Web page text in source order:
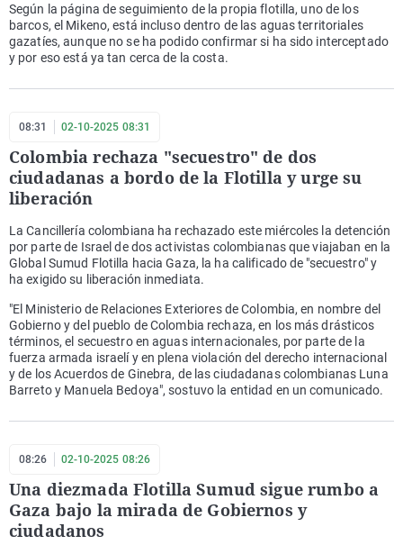
Según la página de seguimiento de la propia flotilla, uno de los
barcos, el Mikeno, está incluso dentro de las aguas territoriales
gazatíes, aunque no se ha podido confirmar si ha sido interceptado
y por eso está ya tan cerca de la costa.
08:31 02-10-2025 08:31
Colombia rechaza "secuestro" de dos
ciudadanas a bordo de la Flotilla y urge su
liberación
La Cancillería colombiana ha rechazado este miércoles la detención
por parte de Israel de dos activistas colombianas que viajaban en la
Global Sumud Flotilla hacia Gaza, la ha calificado de "secuestro" y
ha exigido su liberación inmediata.
"El Ministerio de Relaciones Exteriores de Colombia, en nombre del
Gobierno y del pueblo de Colombia rechaza, en los más drásticos
términos, el secuestro en aguas internacionales, por parte de la
fuerza armada israelí y en plena violación del derecho internacional
y de los Acuerdos de Ginebra, de las ciudadanas colombianas Luna
Barreto y Manuela Bedoya", sostuvo la entidad en un comunicado.
08:26 02-10-2025 08:26
Una diezmada Flotilla Sumud sigue rumbo a
Gaza bajo la mirada de Gobiernos y
ciudadanos